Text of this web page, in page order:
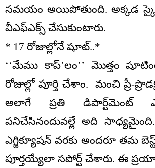
సమయం అయిపోతుంది. అక్కడ
వీఎఫ్ఎక్స్ చేసుకుంటారు.
* 17 రోజుల్లోనే షూట్..*
‘‘మేము కాప్’లం’’ మొత్తం
రోజుల్లో పూర్తి చేశాం. మంచి ప్రీ-
అలాగే ప్రతి డిపార్ట్‌మెంట్
పనిచేసినందువల్లే అది సాధ్యమైంది.
ఎగ్జిక్యూషన్ వరకు అందరూ తమ
పూర్తయ్యేలా సపోర్ట్ చేశారు. ఈ